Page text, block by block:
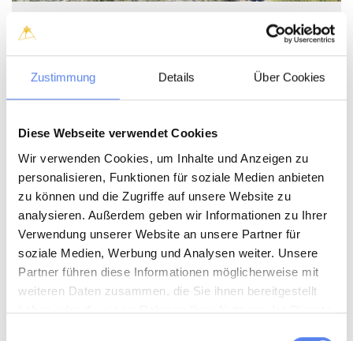
Zustimmung Details Über Cookies
Diese Webseite verwendet Cookies
Wir verwenden Cookies, um Inhalte und Anzeigen zu
personalisieren, Funktionen für soziale Medien anbieten
zu können und die Zugriffe auf unsere Website zu
analysieren. Außerdem geben wir Informationen zu Ihrer
Verwendung unserer Website an unsere Partner für
soziale Medien, Werbung und Analysen weiter. Unsere
Partner führen diese Informationen möglicherweise mit
weiteren Daten zusammen, die Sie ihnen bereitgestellt
haben oder die sie im Rahmen Ihrer Nutzung der Dienste
Weiter Sandstrand
Sand, Meer und Weite - soweit das Auge reicht.
Hier könnt ihr wirklich ganz zur Ruhe kommen. Auch in der
euch allein.